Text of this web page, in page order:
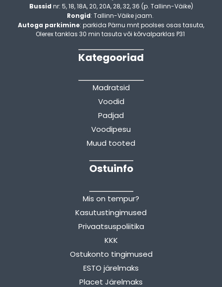
Bussid nr: 5, 18, 18A, 20, 20A, 28, 32, 36 (p. Tallinn-Väike)
Rongid: Tallinn-Väike jaam.
Autoga parkimine: parkida Pärnu mnt poolses osas tasuta,
Olerex tanklas 30 min tasuta või kõrvalparklas P31
Kategooriad
Madratsid
Voodid
Padjad
Voodipesu
Muud tooted
Ostuinfo
Mis on tempur?
Kasutustingimused
Privaatsuspoliitika
KKK
Ostukonto tingimused
ESTO järelmaks
Placet Järelmaks